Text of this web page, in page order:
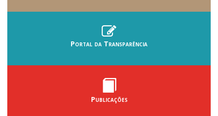
Portal da Transparência
Publicações